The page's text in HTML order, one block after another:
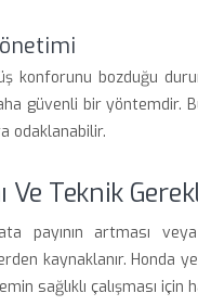
konforunu bozduğu
güvenli bir yöntemdir.
odaklanabilir.
Ve Teknik
payının artması
kaynaklanır.
sağlıklı çalışması için